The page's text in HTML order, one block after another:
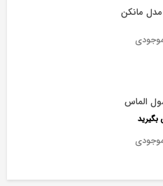
مدل مانکن
الماس